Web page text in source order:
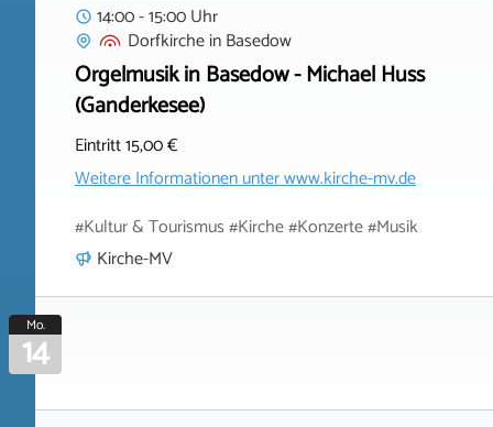
14:00 - 15:00 Uhr
DorfkircheinBasedow
Orgelmusik in Basedow - Michael Huss
(Ganderkesee)
Eintritt 15,00 €
Weitere Informationen unterwww.kirche-mv.de
#Kultur & Tourismus #Kirche #Konzerte #Musik
Kirche-MV
Mo.
14